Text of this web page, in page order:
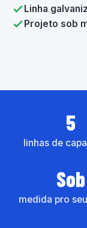
Linha
Projeto sob
5
linhas de
Sob
medida pro